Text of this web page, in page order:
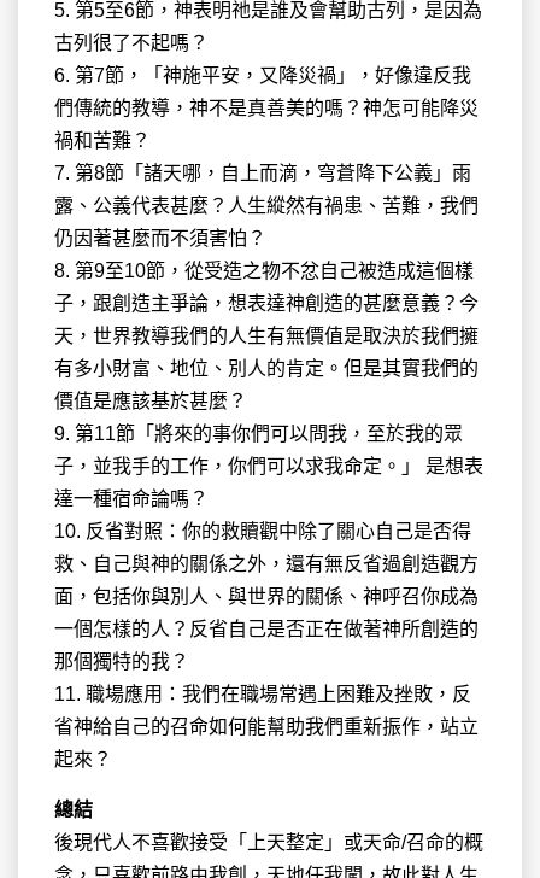
5. 第5至6節，神表明祂是誰及會幫助古列，是因為
古列很了不起嗎？
6. 第7節，「神施平安，又降災禍」，好像違反我
們傳統的教導，神不是真善美的嗎？神怎可能降災
禍和苦難？
7. 第8節「諸天哪，自上而滴，穹蒼降下公義」雨
露、公義代表甚麼？人生縱然有禍患、苦難，我們
仍因著甚麼而不須害怕？
8. 第9至10節，從受造之物不忿自己被造成這個樣
子，跟創造主爭論，想表達神創造的甚麼意義？今
天，世界教導我們的人生有無價值是取決於我們擁
有多小財富、地位、別人的肯定。但是其實我們的
價值是應該基於甚麼？
9. 第11節「將來的事你們可以問我，至於我的眾
子，並我手的工作，你們可以求我命定。」 是想表
達一種宿命論嗎？
10. 反省對照：你的救贖觀中除了關心自己是否得
救、自己與神的關係之外，還有無反省過創造觀方
面，包括你與別人、與世界的關係、神呼召你成為
一個怎樣的人？反省自己是否正在做著神所創造的
那個獨特的我？
11. 職場應用：我們在職場常遇上困難及挫敗，反
省神給自己的召命如何能幫助我們重新振作，站立
起來？
總結
後現代人不喜歡接受「上天整定」或天命/召命的概